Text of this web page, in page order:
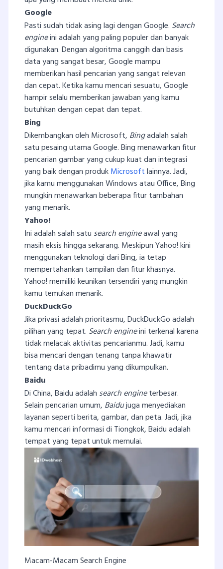
Google
Pasti sudah tidak asing lagi dengan Google. Search
engineini adalah yang paling populer dan banyak
digunakan. Dengan algoritma canggih dan basis
data yang sangat besar, Google mampu
memberikan hasil pencarian yang sangat relevan
dan cepat. Ketika kamu mencari sesuatu, Google
hampir selalu memberikan jawaban yang kamu
butuhkan dengan cepat dan tepat.
Bing
Dikembangkan oleh Microsoft, Bingadalah salah
satu pesaing utama Google. Bing menawarkan fitur
pencarian gambar yang cukup kuat dan integrasi
yang baik dengan produkMicrosoftlainnya. Jadi,
jika kamu menggunakan Windows atau Office, Bing
mungkin menawarkan beberapa fitur tambahan
yang menarik.
Yahoo!
Ini adalah salah satu search engineawal yang
masih eksis hingga sekarang. Meskipun Yahoo! kini
menggunakan teknologi dari Bing, ia tetap
mempertahankan tampilan dan fitur khasnya.
Yahoo! memiliki keunikan tersendiri yang mungkin
kamu temukan menarik.
DuckDuckGo
Jika privasi adalah prioritasmu, DuckDuckGo adalah
pilihan yang tepat. Search engineini terkenal karena
tidak melacak aktivitas pencarianmu. Jadi, kamu
bisa mencari dengan tenang tanpa khawatir
tentang data pribadimu yang dikumpulkan.
Baidu
Di China, Baidu adalah search engineterbesar.
Selain pencarian umum, Baidujuga menyediakan
layanan seperti berita, gambar, dan peta. Jadi, jika
kamu mencari informasi di Tiongkok, Baidu adalah
tempat yang tepat untuk memulai.
Macam-Macam Search Engine